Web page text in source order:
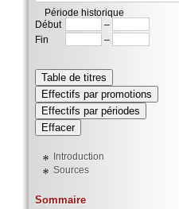
Période historique
Début
–
Fin
–
Table de titres
Effectifs par promotions
Effectifs par périodes
Introduction
Sources
Sommaire